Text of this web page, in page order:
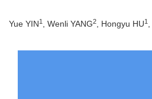
Yue YIN1 , Wenli YANG2 , Hongyu HU1